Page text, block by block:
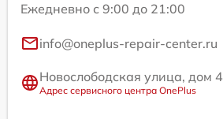
Ежедневно с 9:00 до 21:00
info@oneplus-repair-center.ru
Новослободская улица, дом 4
Адрес сервисного центра OnePlus